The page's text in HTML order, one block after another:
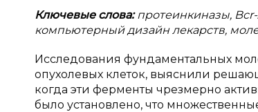
Ключевые слова:протеинкиназы,
компьютерный дизайн лекарств,
Исследования фундаментальных
опухолевых клеток, выяснили
когда эти ферменты чрезмерно
было установлено, что